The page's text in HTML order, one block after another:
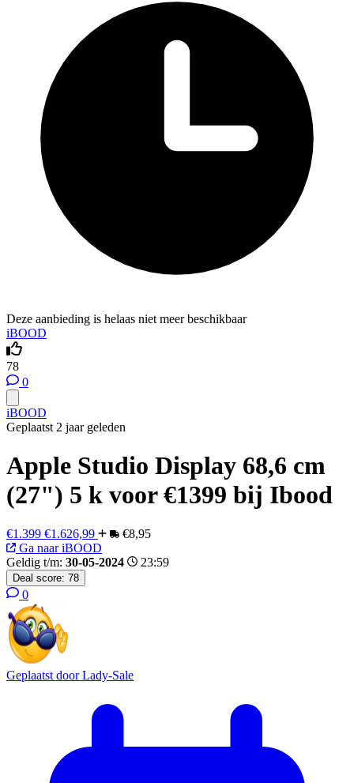
Deze aanbieding is helaas niet meer beschikbaar
iBOOD
78
0
iBOOD
Geplaatst 2 jaar geleden
Apple Studio Display 68,6 cm
(27") 5 k voor €1399 bij Ibood
€1.399 €1.626,99
€8,95
Ga naar iBOOD
Geldig t/m: 30-05-2024 23:59
Deal score: 78
0
Geplaatst doorLady-Sale